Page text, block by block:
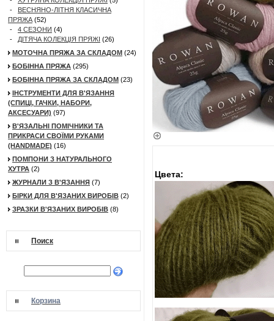
- ВЕСНЯНО-ЛІТНЯ КЛАСИЧНА
ПРЯЖА (52)
- 4 СЕЗОНИ (4)
- ДІТЯЧА КОЛЕКЦІЯ ПРЯЖІ (26)
МОТОЧНА ПРЯЖА ЗА СКЛАДОМ (24)
БОБІННА ПРЯЖА (295)
БОБІННА ПРЯЖА ЗА СКЛАДОМ (23)
ІНСТРУМЕНТИ ДЛЯ В'ЯЗАННЯ
(СПИЦІ, ГАЧКИ, НАБОРИ,
АКСЕСУАРИ) (97)
В'ЯЗАЛЬНІ ПОМІЧНИКИ ТА
ПРИКРАСИ СВОЇМИ РУКАМИ
(HANDMADE) (16)
ПОМПОНИ З НАТУРАЛЬНОГО
ХУТРА (2)
ЖУРНАЛИ З В'ЯЗАННЯ (7)
БІРКИ ДЛЯ В'ЯЗАНИХ ВИРОБІВ (2)
ЗРАЗКИ В'ЯЗАНИХ ВИРОБІВ (8)
Поиск
Корзина
Цвета: